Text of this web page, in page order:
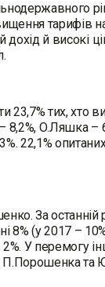
тарифів
дохід й високі
тих, хто
8,2%, О.Ляшка –
22,1%
За останній
8% (у 2017 –
У перемогу
П.Порошенка та